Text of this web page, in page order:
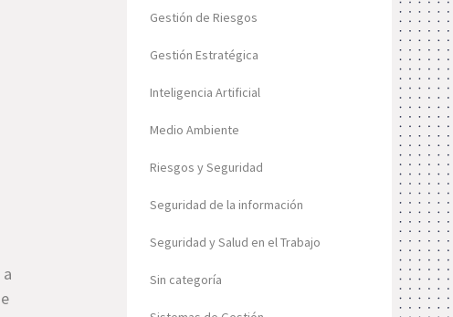
a
Gestión de Riesgos
Gestión Estratégica
Inteligencia Artificial
Medio Ambiente
Riesgos y Seguridad
Seguridad de la información
Seguridad y Salud en el Trabajo
Sin categoría